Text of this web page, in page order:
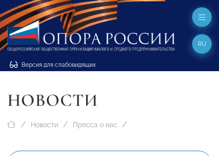
Версия для слабовидящих
RU
НОВОСТИ
Новости Пресса о нас